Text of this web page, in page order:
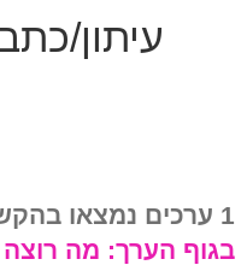
עיתון/
1 ערכים נמצאו בהקשר לנושא:
בגוף הערך: מה